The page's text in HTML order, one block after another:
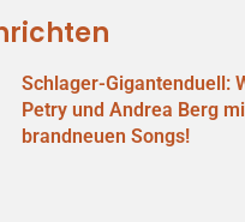
Schlager-Gigantenduell:
Petry und Andrea Berg
brandneuen Songs!